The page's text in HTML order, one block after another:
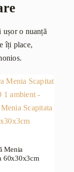
ușor o nuanță
îți place,
Menia
60x30x3cm